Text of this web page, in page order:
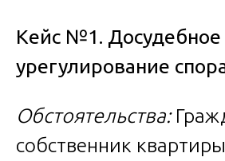
Кейс №1. Досудебное
урегулирование
Обстоятельства:
собственник